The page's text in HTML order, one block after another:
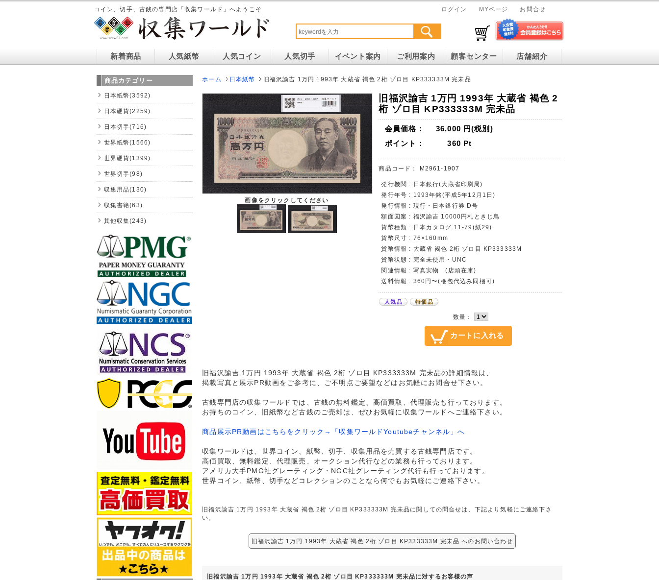
コイン、切手、古銭の専門店「収集ワールド」へようこそ ログイン MYページ お問合せ
新着商品 人気紙幣 人気コイン 人気切手 イベント案内 ご利用案内 顧客センター 店舗紹介
ホーム 日本紙幣 旧福沢諭吉 1万円 1993年 大蔵省 褐色 2桁 ゾロ目 KP333333M 完未品
画像をクリックしてください
旧福沢諭吉 1万円 1993年 大蔵省 褐色 2
桁 ゾロ目 KP333333M 完未品
会員価格： 36,000 円(税別)
ポイント：
360 Pt
商品コード： M2961-1907
発行機関 : 日本銀行(大蔵省印刷局)
発行年号 : 1993年銘(平成5年12月1日)
発行情報 : 現行・日本銀行券 D号
額面図案 : 福沢諭吉 10000円札ときじ鳥
貨幣種類 : 日本カタログ 11-79(紙29)
貨幣尺寸 : 76×160mm
貨幣情報 : 大蔵省 褐色 2桁 ゾロ目 KP333333M
貨幣状態 : 完全未使用・UNC
関連情報 : 写真実物 (店頭在庫)
送料情報 : 360円〜(梱包代込み同梱可)
人気品 特価品
数量：
旧福沢諭吉 1万円 1993年 大蔵省 褐色 2桁 ゾロ目 KP333333M 完未品の詳細情報は、
掲載写真と展示PR動画をご参考に、ご不明点ご要望などはお気軽にお問合せ下さい。
古銭専門店の収集ワールドでは、古銭の無料鑑定、高価買取、代理販売も行っております。
お持ちのコイン、旧紙幣など古銭のご売却は、ぜひお気軽に収集ワールドへご連絡下さい。
商品展示PR動画はこちらをクリック→「収集ワールドYoutubeチャンネル」へ
収集ワールドは、世界コイン、紙幣、切手、収集用品を売買する古銭専門店です。
高価買取、無料鑑定、代理販売、オークション代行などの業務も行っております。
アメリカ大手PMG社グレーティング・NGC社グレーティング代行も行っております。
世界コイン、紙幣、切手などコレクションのことなら何でもお気軽にご連絡下さい。
旧福沢諭吉 1万円 1993年 大蔵省 褐色 2桁 ゾロ目 KP333333M 完未品に関しての問合せは、下記より気軽にご連絡下さ
い。
旧福沢諭吉 1万円 1993年 大蔵省 褐色 2桁 ゾロ目 KP333333M 完未品 へのお問い合わせ
旧福沢諭吉 1万円 1993年 大蔵省 褐色 2桁 ゾロ目 KP333333M 完未品に対するお客様の声
商品カテゴリー
日本紙幣(3592)
日本硬貨(2259)
日本切手(716)
世界紙幣(1566)
世界硬貨(1399)
世界切手(98)
収集用品(130)
収集書籍(63)
其他収集(243)